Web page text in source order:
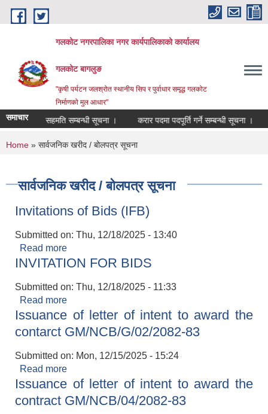
Skip to main content
गलकोट नगरपालिका नगर कार्यपालिकाको कार्यालय
गलकोट बागलुङ
"कृषी पर्यटन जलश्रोत स्थानीय सिप र पुर्वाधार समृद्ध गलकोट
निर्माणको मुल आधार"
समाचारसरूवा सहमति सम्बन्धी सूचना । करार पदमा पदपूर्ति गर्ने सम्बन्धी सूचना ।
You are here
Home » सार्वजनिक खरीद / बोलपत्र सूचना
सार्वजनिक खरीद / बोलपत्र सूचना
Invitations of Bids (IFB)
Submitted on: Thu, 12/18/2025 - 13:40
Read more
INVITATION FOR BIDS
Submitted on: Thu, 12/18/2025 - 11:33
Read more
Issuance of letter of intent to award the
contarct GM/NCB/G/02/2082-83
Submitted on: Mon, 12/15/2025 - 15:24
Read more
contarct GM/NCB/G/02/2082-83
Issuance of letter of intent to award the
contract GM/NCB/04/2082-83